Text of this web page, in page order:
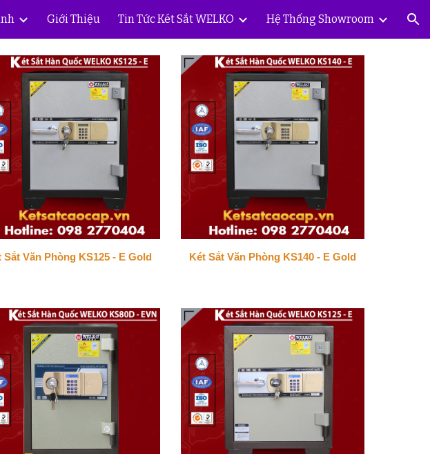
Skip to navigation
Giới Thiệu Tin Tức Két Sắt WELKO Hệ Thống Showroom
Sắt Văn Phòng KS125 - E Gold Két Sắt Văn Phòng KS140 - E Gold